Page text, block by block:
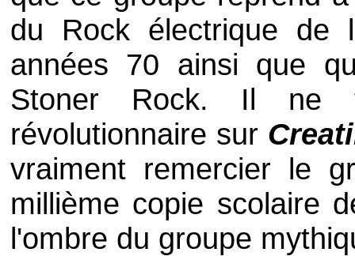
du Rock électrique
années 70 ainsi que
Stoner Rock. Il ne
révolutionnaire sur
vraiment remercier le
millième copie scolaire
l'ombre du groupe